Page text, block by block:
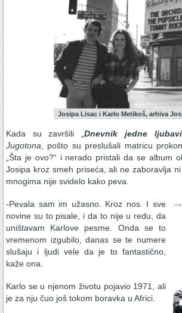
Josipa Lisac i Karlo Metikoš, arhiva
Kada su završili „Dnevnik jedne
Jugotona , pošto su preslušali matricu
„Šta je ovo?“ i nerado pristali da se album
Josipa kroz smeh priseća, ali ne zaboravlja
mnogima nije svidelo kako peva.
-Pevala sam im užasno. Kroz nos. I sve
novine su to pisale, i da to nije u redu, da
uništavam Karlove pesme. Onda se to
vremenom izgubilo, danas se te numere
slušaju i ljudi vele da je to fantastično,
kaže ona.
Karlo se u njenom životu pojavio 1971, ali
je za nju čuo još tokom boravka u Africi.